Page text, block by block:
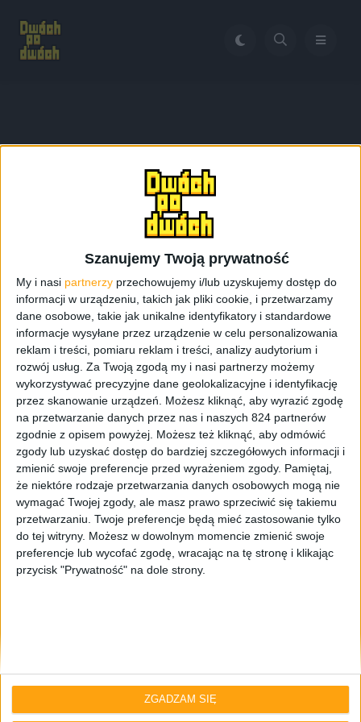
Szanujemy Twoją prywatność
My i nasi partnerzy przechowujemy i/lub uzyskujemy dostęp do
informacji w urządzeniu, takich jak pliki cookie, i przetwarzamy
dane osobowe, takie jak unikalne identyfikatory i standardowe
informacje wysyłane przez urządzenie w celu personalizowania
reklam i treści, pomiaru reklam i treści, analizy audytorium i
rozwój usług. Za Twoją zgodą my i nasi partnerzy możemy
wykorzystywać precyzyjne dane geolokalizacyjne i identyfikację
przez skanowanie urządzeń. Możesz kliknąć, aby wyrazić zgodę
na przetwarzanie danych przez nas i naszych 824 partnerów
zgodnie z opisem powyżej. Możesz też kliknąć, aby odmówić
zgody lub uzyskać dostęp do bardziej szczegółowych informacji i
zmienić swoje preferencje przed wyrażeniem zgody. Pamiętaj,
że niektóre rodzaje przetwarzania danych osobowych mogą nie
wymagać Twojej zgody, ale masz prawo sprzeciwić się takiemu
przetwarzaniu. Twoje preferencje będą mieć zastosowanie tylko
do tej witryny. Możesz w dowolnym momencie zmienić swoje
preferencje lub wycofać zgodę, wracając na tę stronę i klikając
przycisk "Prywatność" na dole strony.
ZGADZAM SIĘ
GT-I9070
Smartfony
Jelly Bean dla Galaxy S Advance już
oficjalnie w Polsce! (aktualizacja)